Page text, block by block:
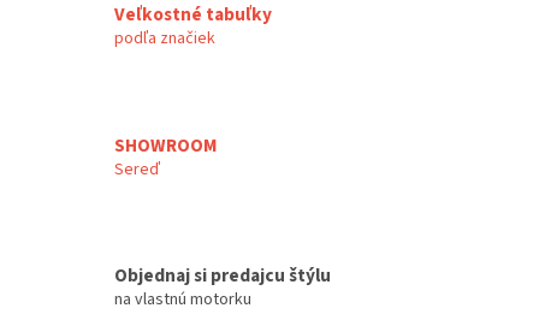
Veľkostné tabuľky
podľa značiek
SHOWROOM
Sereď
Objednaj si predajcu štýlu
na vlastnú motorku